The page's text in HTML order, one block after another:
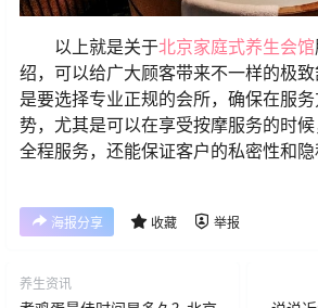
以上就是关于北京家庭式养生会馆
绍，可以给广大顾客带来不一样的极
是要选择专业正规的会所，确保在服
势，尤其是可以在享受按摩服务的时
全程服务，还能保证客户的私密性和隐
海报分享 收藏 举报
养生资讯